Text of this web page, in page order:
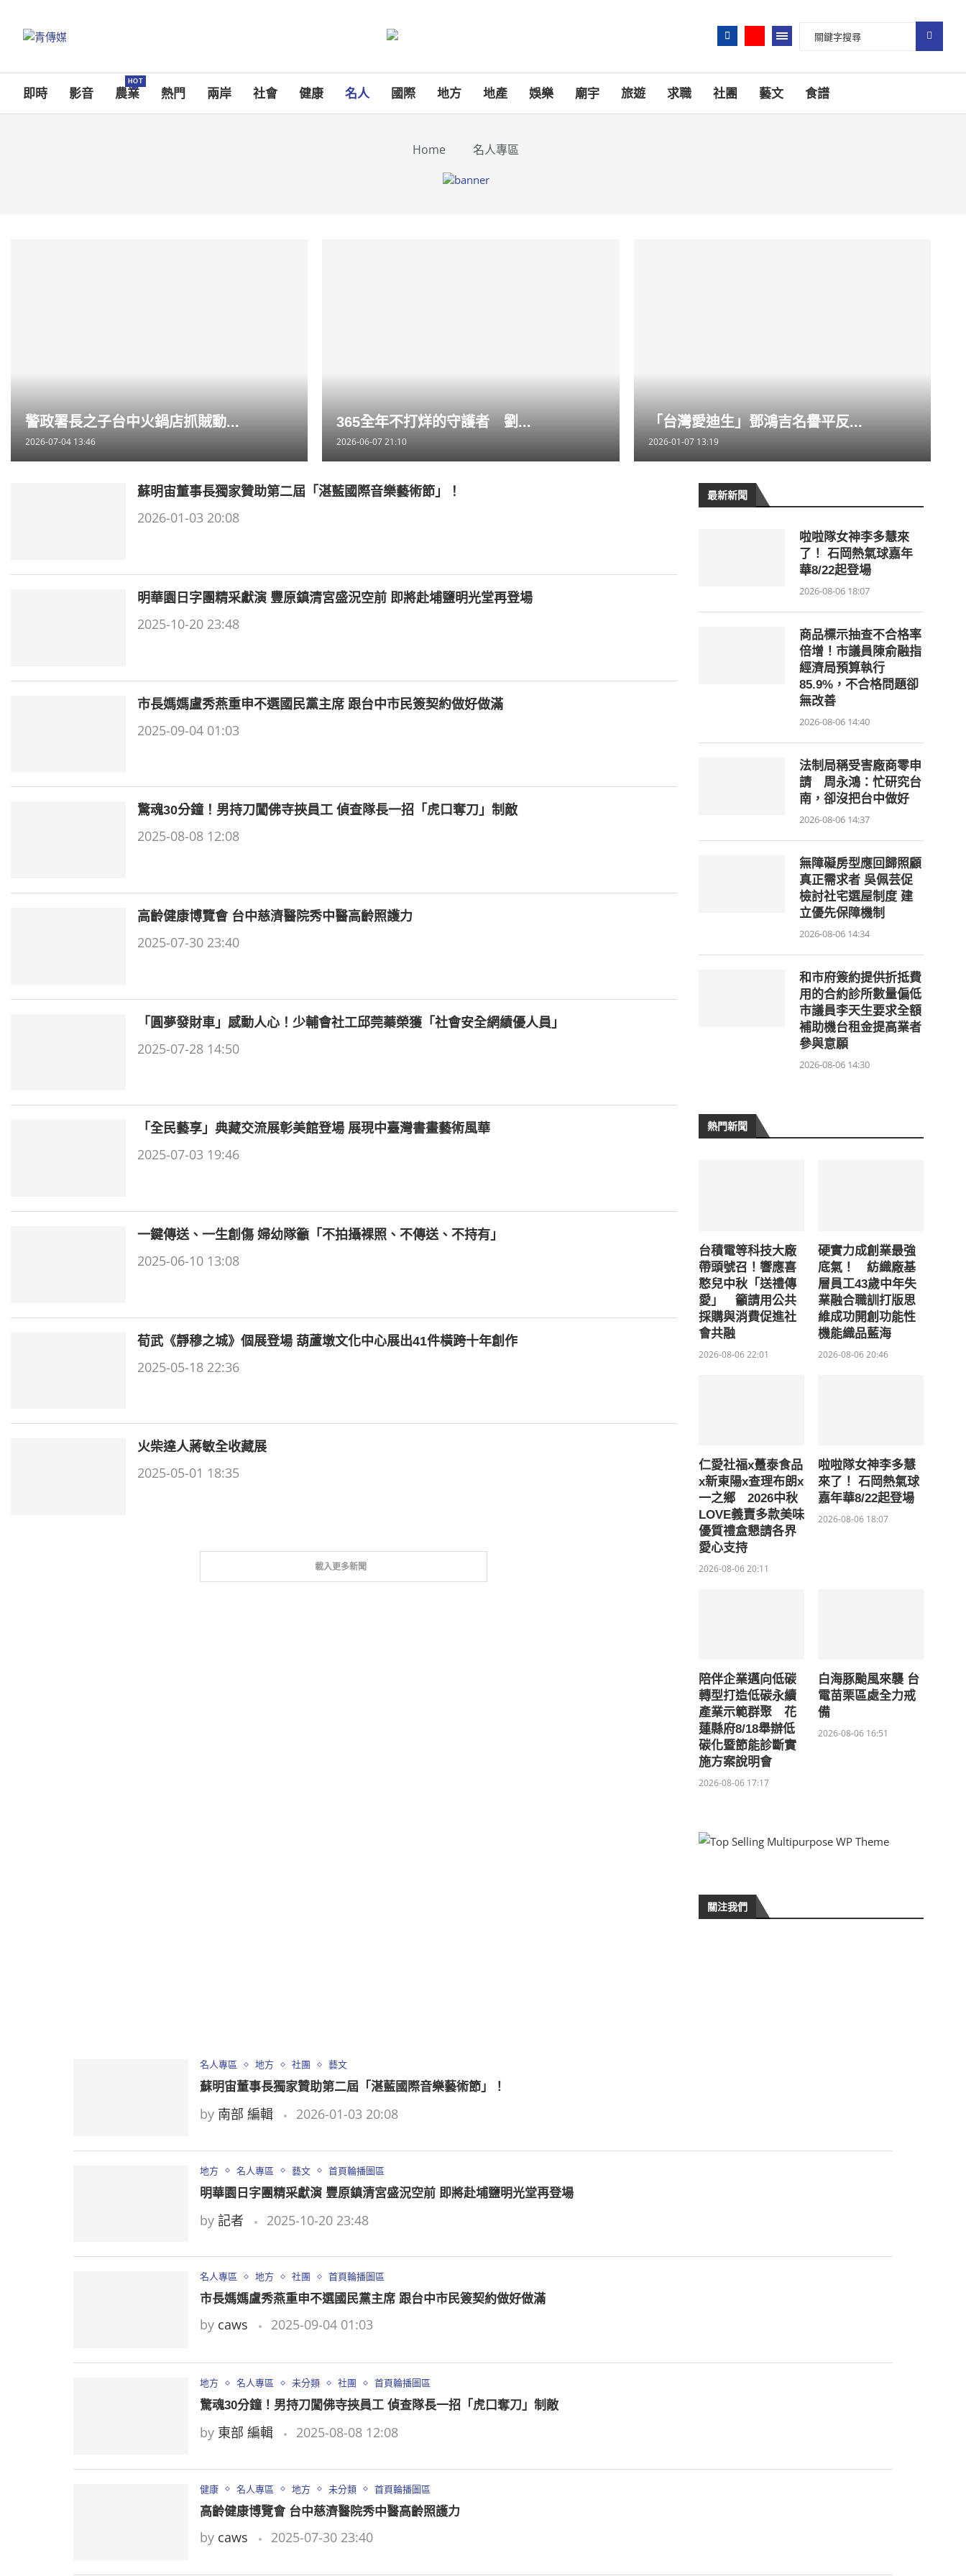
即時 影音 農業
HOT
熱門 兩岸 社會 健康 名人 國際 地方 地產 娛樂 廟宇 旅遊 求職 社團 藝文 食譜
Home 名人專區
警政署長之子台中火鍋店抓賊動...
2026-07-04 13:46
365全年不打烊的守護者 劉...
2026-06-07 21:10
「台灣愛迪生」鄧鴻吉名譽平反...
2026-01-07 13:19
蘇明宙董事長獨家贊助第二屆「湛藍國際音樂藝術節」！
2026-01-03 20:08
明華園日字團精采獻演 豐原鎮清宮盛況空前 即將赴埔鹽明光堂再登場
2025-10-20 23:48
市長媽媽盧秀燕重申不選國民黨主席 跟台中市民簽契約做好做滿
2025-09-04 01:03
驚魂30分鐘！男持刀闖佛寺挾員工 偵查隊長一招「虎口奪刀」制敵
2025-08-08 12:08
高齡健康博覽會 台中慈濟醫院秀中醫高齡照護力
2025-07-30 23:40
「圓夢發財車」感動人心！少輔會社工邱莞蓁榮獲「社會安全網績優人員」
2025-07-28 14:50
「全民藝享」典藏交流展彰美館登場 展現中臺灣書畫藝術風華
2025-07-03 19:46
一鍵傳送、一生創傷 婦幼隊籲「不拍攝裸照、不傳送、不持有」
2025-06-10 13:08
荀武《靜穆之城》個展登場 葫蘆墩文化中心展出41件橫跨十年創作
2025-05-18 22:36
火柴達人蔣敏全收藏展
2025-05-01 18:35
載入更多新聞
最新新聞
啦啦隊女神李多慧來
了！ 石岡熱氣球嘉年
華8/22起登場
2026-08-06 18:07
商品標示抽查不合格率
倍增！市議員陳俞融指
經濟局預算執行
85.9%，不合格問題卻
無改善
2026-08-06 14:40
法制局稱受害廠商零申
請 周永鴻：忙研究台
南，卻沒把台中做好
2026-08-06 14:37
無障礙房型應回歸照顧
真正需求者 吳佩芸促
檢討社宅選屋制度 建
立優先保障機制
2026-08-06 14:34
和市府簽約提供折抵費
用的合約診所數量偏低
市議員李天生要求全額
補助機台租金提高業者
參與意願
2026-08-06 14:30
熱門新聞
台積電等科技大廠
帶頭號召！響應喜
憨兒中秋「送禮傳
愛」 籲請用公共
採購與消費促進社
會共融
2026-08-06 22:01
硬實力成創業最強
底氣！ 紡織廠基
層員工43歲中年失
業融合職訓打版思
維成功開創功能性
機能織品藍海
2026-08-06 20:46
仁愛社福x躉泰食品
x新東陽x查理布朗x
一之鄉 2026中秋
LOVE義賣多款美味
優質禮盒懇請各界
愛心支持
2026-08-06 20:11
啦啦隊女神李多慧
來了！ 石岡熱氣球
嘉年華8/22起登場
2026-08-06 18:07
陪伴企業邁向低碳
轉型打造低碳永續
產業示範群聚 花
蓮縣府8/18舉辦低
碳化暨節能診斷實
施方案說明會
2026-08-06 17:17
白海豚颱風來襲 台
電苗栗區處全力戒
備
2026-08-06 16:51
關注我們
名人專區 地方 社團 藝文
蘇明宙董事長獨家贊助第二屆「湛藍國際音樂藝術節」！
by 南部 編輯 2026-01-03 20:08
地方 名人專區 藝文 首頁輪播圖區
明華園日字團精采獻演 豐原鎮清宮盛況空前 即將赴埔鹽明光堂再登場
by 記者 2025-10-20 23:48
名人專區 地方 社團 首頁輪播圖區
市長媽媽盧秀燕重申不選國民黨主席 跟台中市民簽契約做好做滿
by caws 2025-09-04 01:03
地方 名人專區 未分類 社團 首頁輪播圖區
驚魂30分鐘！男持刀闖佛寺挾員工 偵查隊長一招「虎口奪刀」制敵
by 東部 編輯 2025-08-08 12:08
健康 名人專區 地方 未分類 首頁輪播圖區
高齡健康博覽會 台中慈濟醫院秀中醫高齡照護力
by caws 2025-07-30 23:40